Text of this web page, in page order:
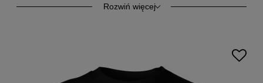
przy pomocy plastikowej łopatki. Za dzieckiem w tym wieku
Rozwiń więcej